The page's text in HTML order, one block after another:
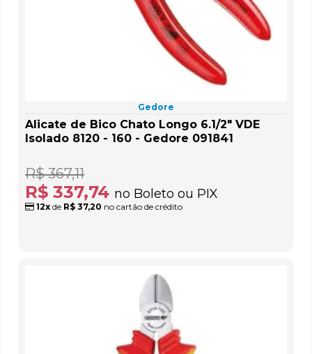
Gedore
Alicate de Bico Chato Longo 6.1/2" VDE
Isolado 8120 - 160 - Gedore 091841
R$ 337,74 no Boleto ou PIX
R$ 367,11
12x de R$ 37,20 no cartão de crédito